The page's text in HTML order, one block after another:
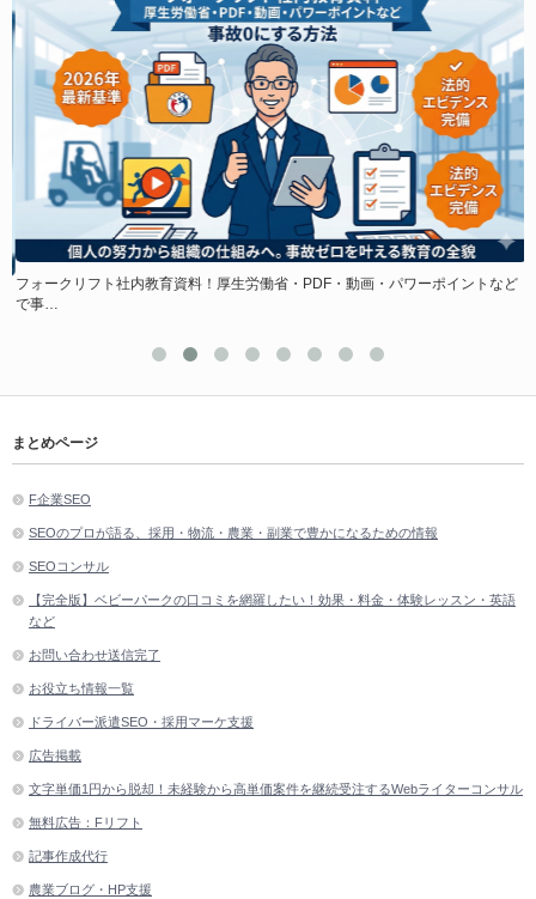
フォークリフト社内教育資料！厚生労働省・PDF・動画・パワーポイントなど
で事…
まとめページ
F企業SEO
SEOのプロが語る、採用・物流・農業・副業で豊かになるための情報
SEOコンサル
【完全版】ベビーパークの口コミを網羅したい！効果・料金・体験レッスン・英語
など
お問い合わせ送信完了
お役立ち情報一覧
ドライバー派遣SEO・採用マーケ支援
広告掲載
文字単価1円から脱却！未経験から高単価案件を継続受注するWebライターコンサル
無料広告：Fリフト
記事作成代行
農業ブログ・HP支援